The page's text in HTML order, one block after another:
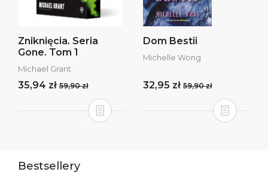
Zniknięcia. Seria
Gone. Tom 1
Michael Grant
35,94 zł 59,90 zł
Dom Bestii
Michelle Wong
32,95 zł 59,90 zł
Bestsellery